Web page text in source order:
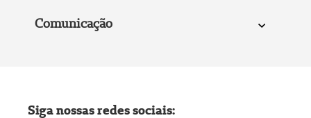
Comunicação
Siga nossas redes sociais: